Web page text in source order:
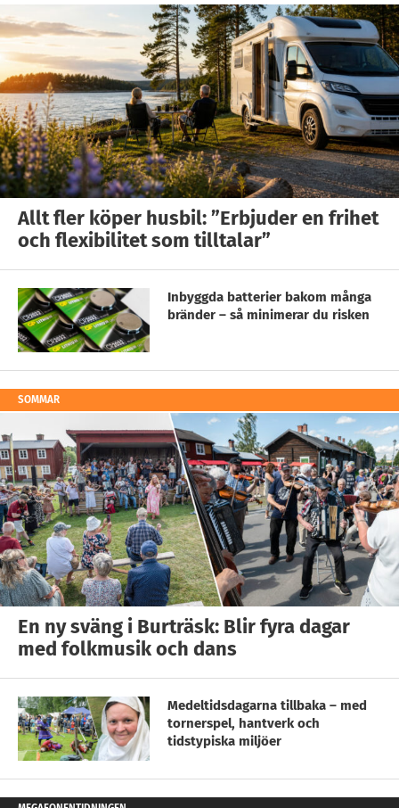
Allt fler köper husbil: ”Erbjuder en frihet
och flexibilitet som tilltalar”
Inbyggda batterier bakom många
bränder – så minimerar du risken
SOMMAR
En ny sväng i Burträsk: Blir fyra dagar
med folkmusik och dans
Medeltidsdagarna tillbaka – med
tornerspel, hantverk och
tidstypiska miljöer